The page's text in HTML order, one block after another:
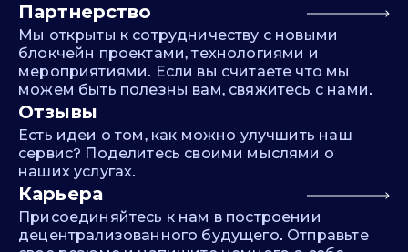
Партнерство
Мы открыты к сотрудничеству с новыми
блокчейн проектами, технологиями и
мероприятиями. Если вы считаете что мы
можем быть полезны вам, свяжитесь с нами.
Отзывы
Есть идеи о том, как можно улучшить наш
сервис? Поделитесь своими мыслями о
наших услугах.
Карьера
Присоединяйтесь к нам в построении
децентрализованного будущего. Отправьте